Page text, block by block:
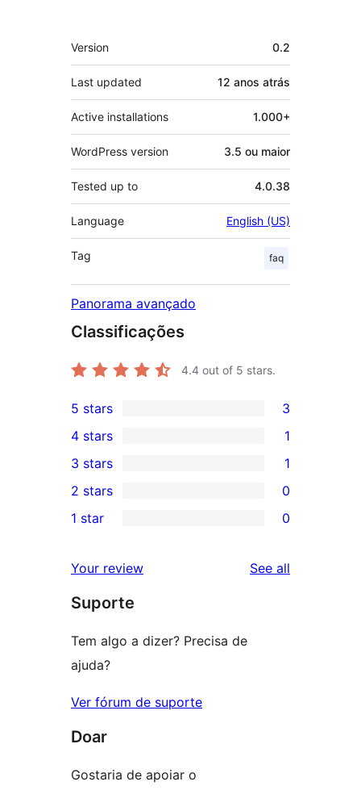
Meta
Version 0.2
Last updated 12 anos atrás
Active installations 1.000+
WordPress version 3.5 ou maior
Tested up to 4.0.38
Language English (US)
Tag faq
Panorama avançado
Classificações
4.4 out of 5 stars.
3
5-
star
reviews
5 stars 3
4-
star
review
4 stars 1
1
3-
star
3 stars 1
2-
reviews
2 stars 0
star
reviews
1 star 0
Your review See all
Suporte
Tem algo a dizer? Precisa de
ajuda?
Ver fórum de suporte
Doar
Gostaria de apoiar o